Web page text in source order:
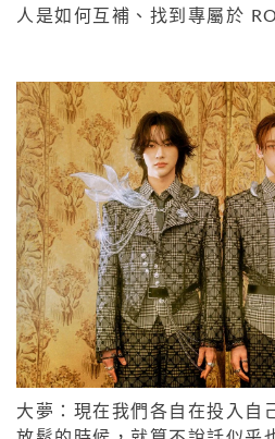
人是如何互補、找到專屬於
大夢：現在我們各自在投入自